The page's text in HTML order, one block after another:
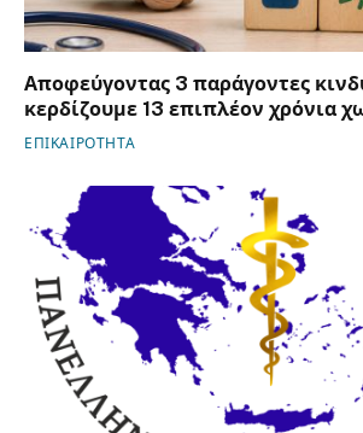
Αποφεύγοντας 3 παράγοντες
κερδίζουμε 13 επιπλέον χρόνια
ΕΠΙΚΑΙΡΟΤΗΤΑ